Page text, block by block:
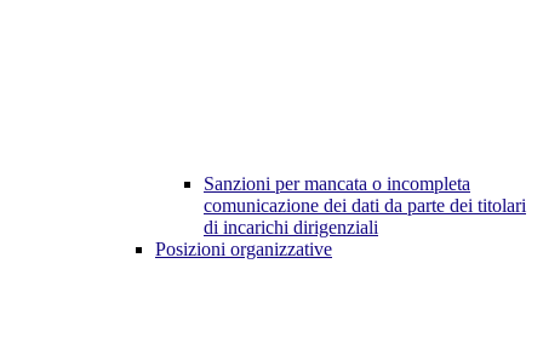
Sanzioni per mancata o incompleta
comunicazione dei dati da parte dei titolari
di incarichi dirigenziali
Posizioni organizzative